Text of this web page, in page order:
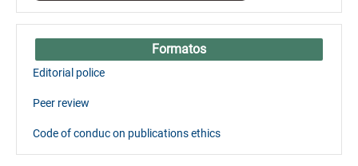
Formatos
Editorial police
Peer review
Code of conduc on publications ethics